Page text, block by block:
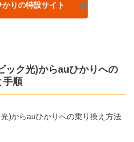
かりの特設サイト
ック光)からauひかりへの
手順